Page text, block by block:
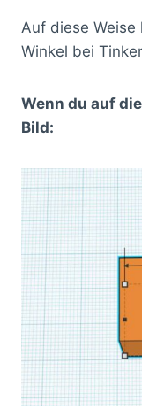
Auf diese Weise
Winkel bei
Wenn du auf
Bild: